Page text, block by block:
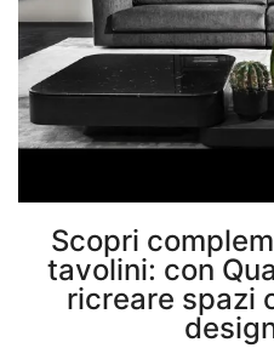
Scopri
tavolini: con
ricreare spazi